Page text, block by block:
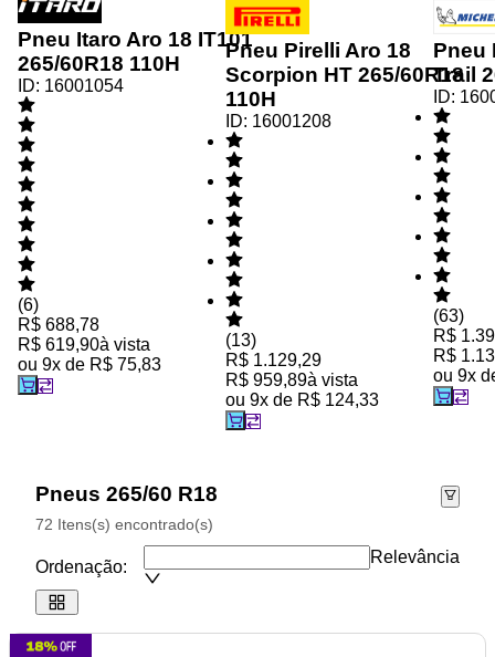
Pneu Itaro Aro 18 IT101
265/60R18 110H
ID: 16001054
(6)
R$ 688,78
R$ 619,90à vista
ou 9x de R$ 75,83
Pneu Pirelli Aro 18
Scorpion HT 265/60R18
110H
ID: 16001208
(13)
R$ 1.129,29
R$ 959,89à vista
ou 9x de R$ 124,33
Pneu
Trail
ID:
(63)
R$
R$
ou 9x
Pneus 265/60 R18
72 Itens(s) encontrado(s)
Ordenação:
Relevância